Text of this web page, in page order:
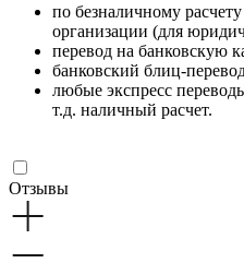
по безналичному
организации (для
перевод на банковскую
банковский блиц-
любые экспресс
т.д. наличный расчет.
Отзывы